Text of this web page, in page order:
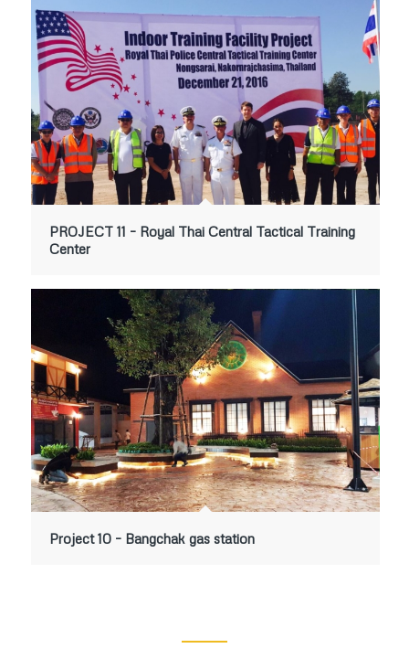
PROJECT 11 – Royal Thai Central Tactical Training
Center
Project 10 – Bangchak gas station